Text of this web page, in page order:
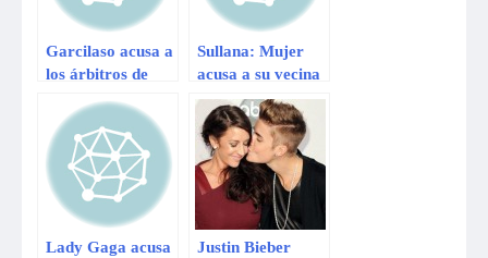
Garcilaso acusa a
los árbitros de
perjudicarlos
Sullana: Mujer
acusa a su vecina
de quitarle a su
bebita
Lady Gaga acusa
Justin Bieber